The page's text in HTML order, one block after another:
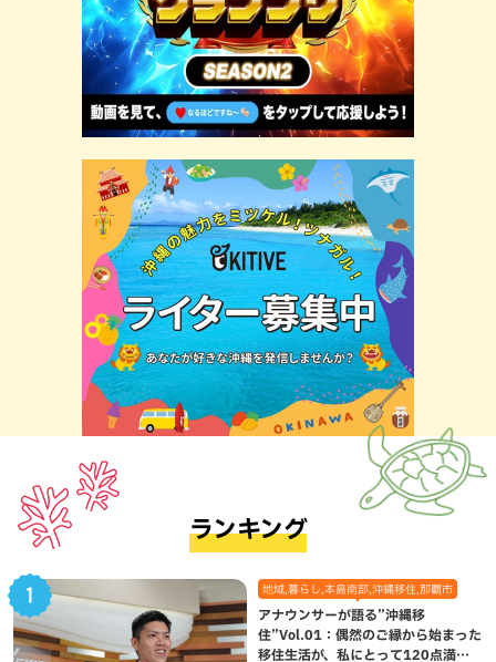
ランキング
地域,暮らし,本島南部,沖縄移住,那覇市
アナウンサーが語る”沖縄移
住”Vol.01：偶然のご縁から始まった
移住生活が、私にとって120点満点